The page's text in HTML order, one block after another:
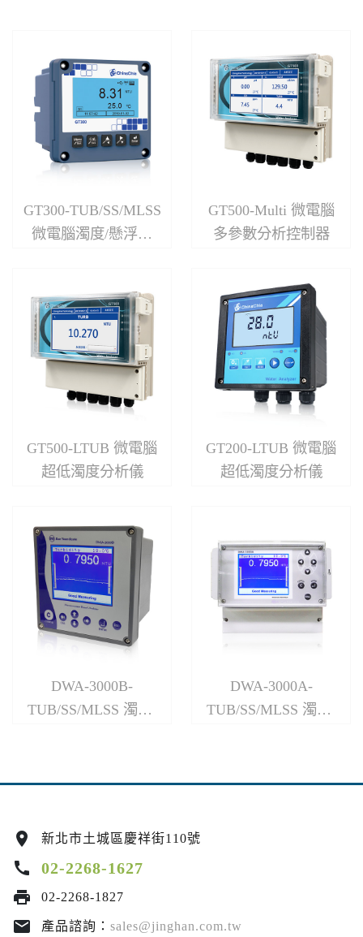
GT300-TUB/SS/MLSS
微電腦濁度/懸浮固
GT500-Multi 微電腦
多參數分析控制器
GT500-LTUB 微電腦
超低濁度分析儀
GT200-LTUB 微電腦
超低濁度分析儀
DWA-3000B-
TUB/SS/MLSS 濁度/
DWA-3000A-
TUB/SS/MLSS 濁度/
location_on 新北市土城區慶祥街110號
call 02-2268-1627
print 02-2268-1827
email 產品諮詢： sales@jinghan.com.tw